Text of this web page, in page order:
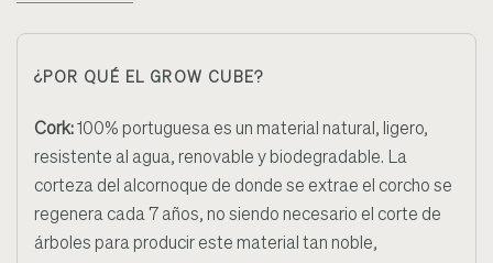
¿POR QUÉ EL GROW CUBE?
Cork:100% portuguesa es un material natural, ligero,
resistente al agua, renovable y biodegradable. La
corteza del alcornoque de donde se extrae el corcho se
regenera cada 7 años, no siendo necesario el corte de
árboles para producir este material tan noble,